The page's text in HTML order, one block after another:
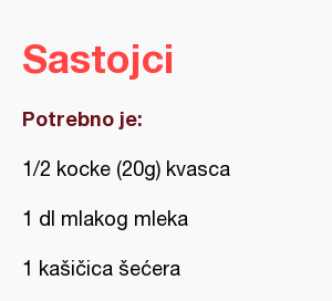
Sastojci
Potrebno je:
1/2 kocke (20g) kvasca
1 dl mlakog mleka
1 kašičica šećera